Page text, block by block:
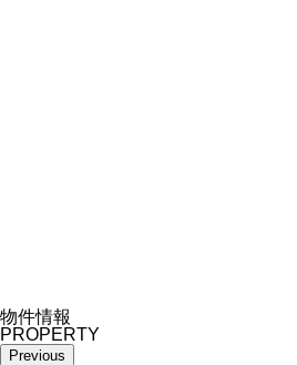
物件情報
PROPERTY
Previous